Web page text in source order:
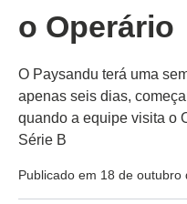
o Operário
O Paysandu terá uma
apenas seis dias,
quando a equipe visita o
Série B
Publicado em 18 de outubro